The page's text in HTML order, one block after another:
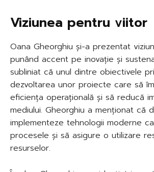
Viziunea pentru viitor
Oana Gheorghiu și-a prezentat
punând accent pe inovație și
subliniat că unul dintre obiectivele
dezvoltarea unor proiecte care să
eficiența operațională și să reducă
mediului. Gheorghiu a menționat că
implementeze tehnologii moderne
procesele și să asigure o utilizare
resurselor.